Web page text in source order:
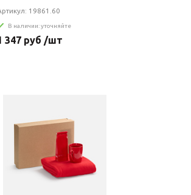
19861.60
В наличии: уточняйте
347 руб /шт